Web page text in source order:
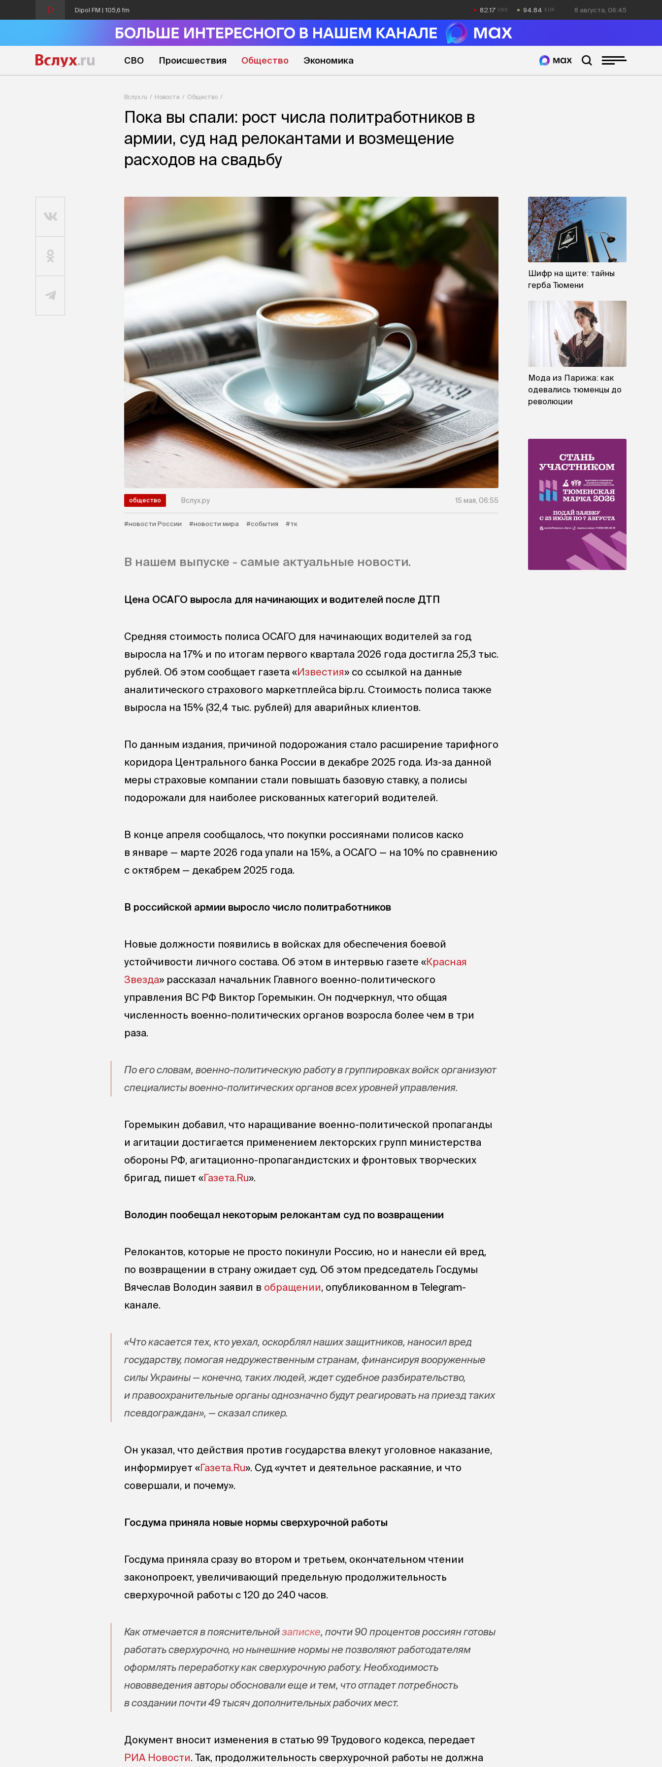
Dipol FM | 105,6 fm 82.17 94.84 8 августа, 06:45
СВО Происшествия Общество Экономика
Вслух.ru Новости Общество
Пока вы спали: рост числа политработников в
армии, суд над релокантами и возмещение
расходов на свадьбу
общество Вслух.ру 15 мая, 06:55
#новости России #новости мира #события #тк
В нашем выпуске - самые актуальные новости.
Цена ОСАГО выросла для начинающих и водителей после ДТП
Средняя стоимость полиса ОСАГО для начинающих водителей за год
выросла на 17% и по итогам первого квартала 2026 года достигла 25,3 тыс.
рублей. Об этом сообщает газета «Известия» со ссылкой на данные
аналитического страхового маркетплейса bip.ru. Стоимость полиса также
выросла на 15% (32,4 тыс. рублей) для аварийных клиентов.
По данным издания, причиной подорожания стало расширение тарифного
коридора Центрального банка России в декабре 2025 года. Из-за данной
меры страховые компании стали повышать базовую ставку, а полисы
подорожали для наиболее рискованных категорий водителей.
В конце апреля сообщалось, что покупки россиянами полисов каско
в январе — марте 2026 года упали на 15%, а ОСАГО — на 10% по сравнению
с октябрем — декабрем 2025 года.
В российской армии выросло число политработников
Новые должности появились в войсках для обеспечения боевой
устойчивости личного состава. Об этом в интервью газете «Красная
Звезда» рассказал начальник Главного военно-политического
управления ВС РФ Виктор Горемыкин. Он подчеркнул, что общая
численность военно-политических органов возросла более чем в три
раза.
По его словам, военно-политическую работу в группировках войск организуют
специалисты военно-политических органов всех уровней управления.
Горемыкин добавил, что наращивание военно-политической пропаганды
и агитации достигается применением лекторских групп министерства
обороны РФ, агитационно-пропагандистских и фронтовых творческих
бригад, пишет «Газета.Ru».
Володин пообещал некоторым релокантам суд по возвращении
Релокантов, которые не просто покинули Россию, но и нанесли ей вред,
по возвращении в страну ожидает суд. Об этом председатель Госдумы
Вячеслав Володин заявил в обращении, опубликованном в Telegram-
канале.
«Что касается тех, кто уехал, оскорблял наших защитников, наносил вред
государству, помогая недружественным странам, финансируя вооруженные
силы Украины — конечно, таких людей, ждет судебное разбирательство,
и правоохранительные органы однозначно будут реагировать на приезд таких
псевдограждан», — сказал спикер.
Он указал, что действия против государства влекут уголовное наказание,
информирует «Газета.Ru». Суд «учтет и деятельное раскаяние, и что
совершали, и почему».
Госдума приняла новые нормы сверхурочной работы
Госдума приняла сразу во втором и третьем, окончательном чтении
законопроект, увеличивающий предельную продолжительность
сверхурочной работы с 120 до 240 часов.
Как отмечается в пояснительнойзаписке, почти 90 процентов россиян готовы
работать сверхурочно, но нынешние нормы не позволяют работодателям
оформлять переработку как сверхурочную работу. Необходимость
нововведения авторы обосновали еще и тем, что отпадет потребность
в создании почти 49 тысяч дополнительных рабочих мест.
Документ вносит изменения в статью 99 Трудового кодекса, передает
РИА Новости. Так, продолжительность сверхурочной работы не должна
Шифр на щите: тайны
герба Тюмени
Мода из Парижа: как
одевались тюменцы до
революции